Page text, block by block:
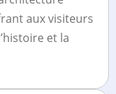
aux visiteurs
et la